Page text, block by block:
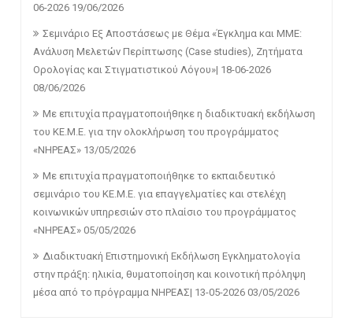
06-2026 19/06/2026
Σεμινάριο Εξ Αποστάσεως με Θέμα «Έγκλημα και ΜΜΕ:
Ανάλυση Μελετών Περίπτωσης (Case studies), Ζητήματα
Ορολογίας και Στιγματιστικού Λόγου»| 18-06-2026
08/06/2026
Με επιτυχία πραγματοποιήθηκε η διαδικτυακή εκδήλωση
του ΚΕ.Μ.Ε. για την ολοκλήρωση του προγράμματος
«ΝΗΡΕΑΣ» 13/05/2026
Με επιτυχία πραγματοποιήθηκε το εκπαιδευτικό
σεμινάριο του ΚΕ.Μ.Ε. για επαγγελματίες και στελέχη
κοινωνικών υπηρεσιών στο πλαίσιο του προγράμματος
«ΝΗΡΕΑΣ» 05/05/2026
Διαδικτυακή Επιστημονική Εκδήλωση Εγκληματολογία
στην πράξη: ηλικία, θυματοποίηση και κοινοτική πρόληψη
μέσα από το πρόγραμμα ΝΗΡΕΑΣ| 13-05-2026 03/05/2026